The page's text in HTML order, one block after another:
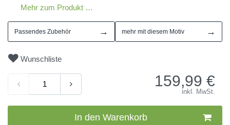
Mehr zum Produkt …
Passendes Zubehör → mehr mit diesem Motiv →
Wunschliste
159,99 €
inkl. MwSt.
In den Warenkorb